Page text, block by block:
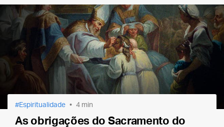
Espiritualidade 4 min
As obrigações do Sacramento do